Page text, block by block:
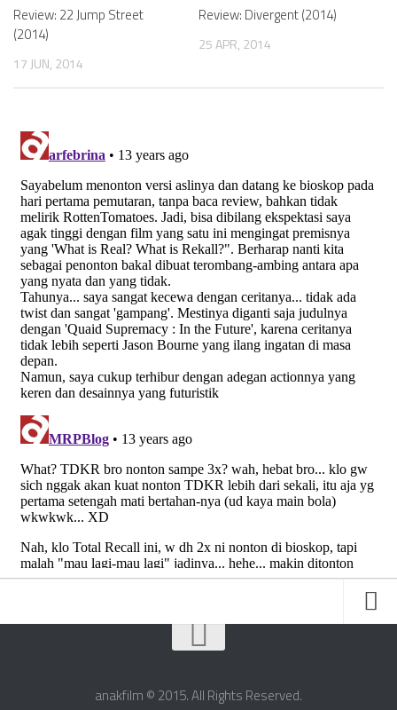
Review: 22 Jump Street
(2014)
17 JUN, 2014
Review: Divergent (2014)
25 APR, 2014
anakfilm © 2015. All Rights Reserved.